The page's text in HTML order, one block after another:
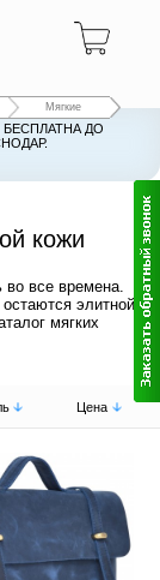
Мягкие
ДО
кожи
во все времена.
элитной
мягких
Цена